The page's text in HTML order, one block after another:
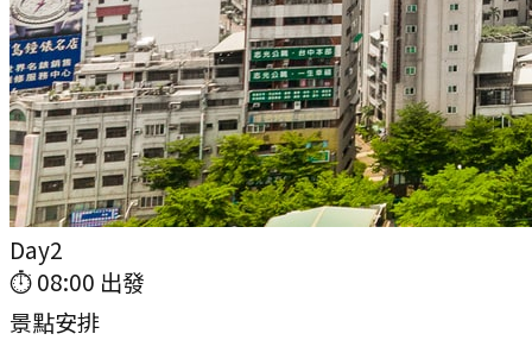
Day2
⏱08:00 出發
景點安排